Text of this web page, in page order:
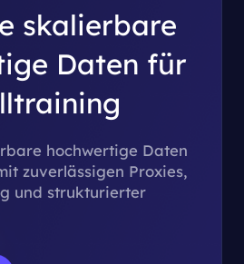
skalierbare
Daten für
hochwertige Daten
zuverlässigen Proxies,
und strukturierter